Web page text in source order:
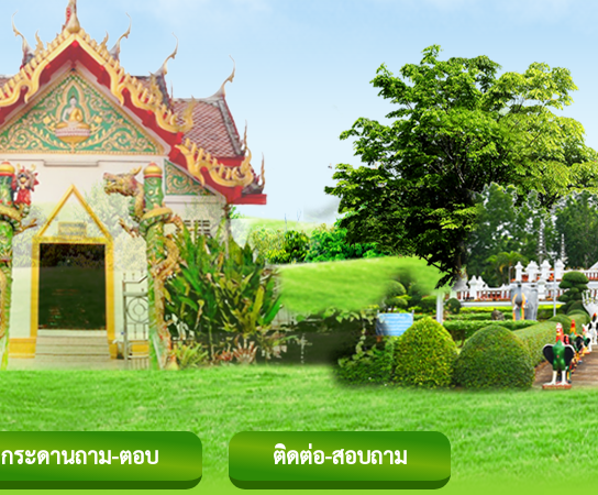
กระดานถาม-ตอบ ติดต่อ-สอบถาม